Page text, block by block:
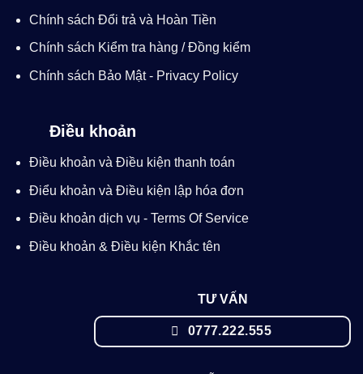
Chính sách Đổi trả và Hoàn Tiền
Chính sách Kiểm tra hàng / Đồng kiểm
Chính sách Bảo Mật - Privacy Policy
Điều khoản
Điều khoản và Điều kiện thanh toán
Điểu khoản và Điều kiện lập hóa đơn
Điều khoản dịch vụ - Terms Of Service
Điều khoản & Điều kiện Khắc tên
TƯ VẤN
0777.222.555